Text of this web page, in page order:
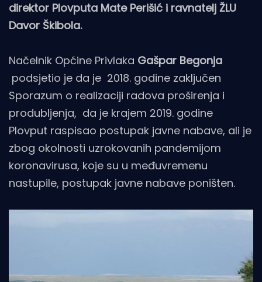
direktor Plovputa Mate Perišić i ravnatelj ŽLU
Davor Škibola.
Načelnik Općine Privlaka Gašpar Begonja
podsjetio je da je 2018. godine zaključen
Sporazum o realizaciji radova proširenja i
produbljenja, da je krajem 2019. godine
Plovput raspisao postupak javne nabave, ali je
zbog okolnosti uzrokovanih pandemijom
koronavirusa, koje su u međuvremenu
nastupile, postupak javne nabave poništen.